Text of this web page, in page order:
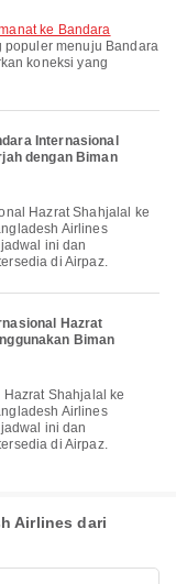
menuju Bandara
koneksi yang
Internasional
dengan Biman
Airlines
ini dan
di Airpaz.
Hazrat
Biman
Airlines
ini dan
di Airpaz.
Airlines dari